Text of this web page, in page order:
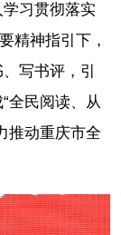
习贯彻落实
精神指引下，
写书评，引
全民阅读、从
推动重庆市全